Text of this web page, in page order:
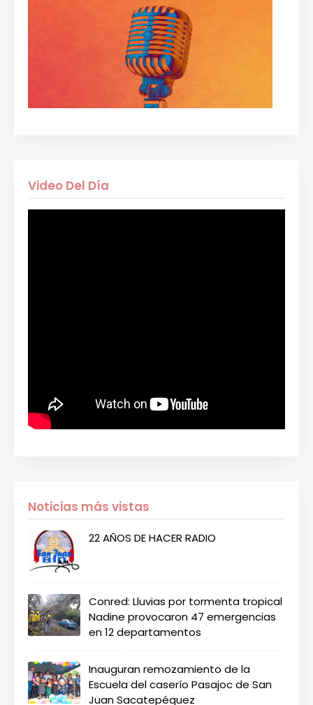
Video Del Día
Noticias más vistas
22 AÑOS DE HACER RADIO
Conred: Lluvias por tormenta tropical
Nadine provocaron 47 emergencias
en 12 departamentos
Inauguran remozamiento de la
Escuela del caserío Pasajoc de San
Juan Sacatepéquez